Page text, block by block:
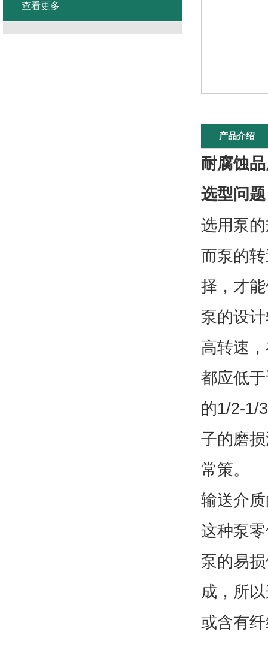
产品介绍
耐腐蚀
选型问
选用泵
而泵的
择，才
泵的设
高转速
都应低
的1/2-1/
子的磨
常策。
输送介
这种泵
泵的易
成，所
或含有
查看更多